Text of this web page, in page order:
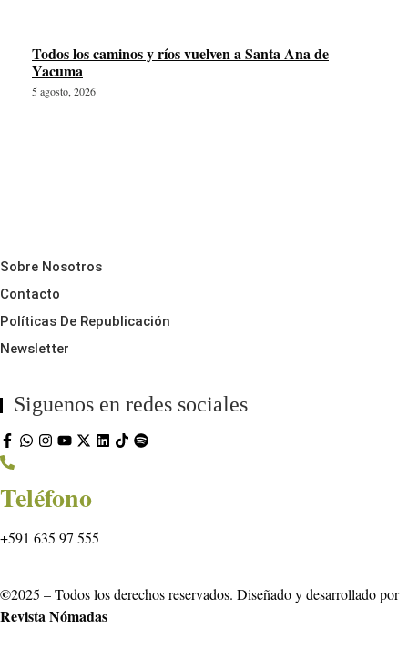
Todos los caminos y ríos vuelven a Santa Ana de
Yacuma
5 agosto, 2026
Sobre Nosotros
Contacto
Políticas De Republicación
Newsletter
Siguenos en redes sociales
Teléfono
+591 635 97 555
©2025 – Todos los derechos reservados. Diseñado y desarrollado por
Revista Nómadas